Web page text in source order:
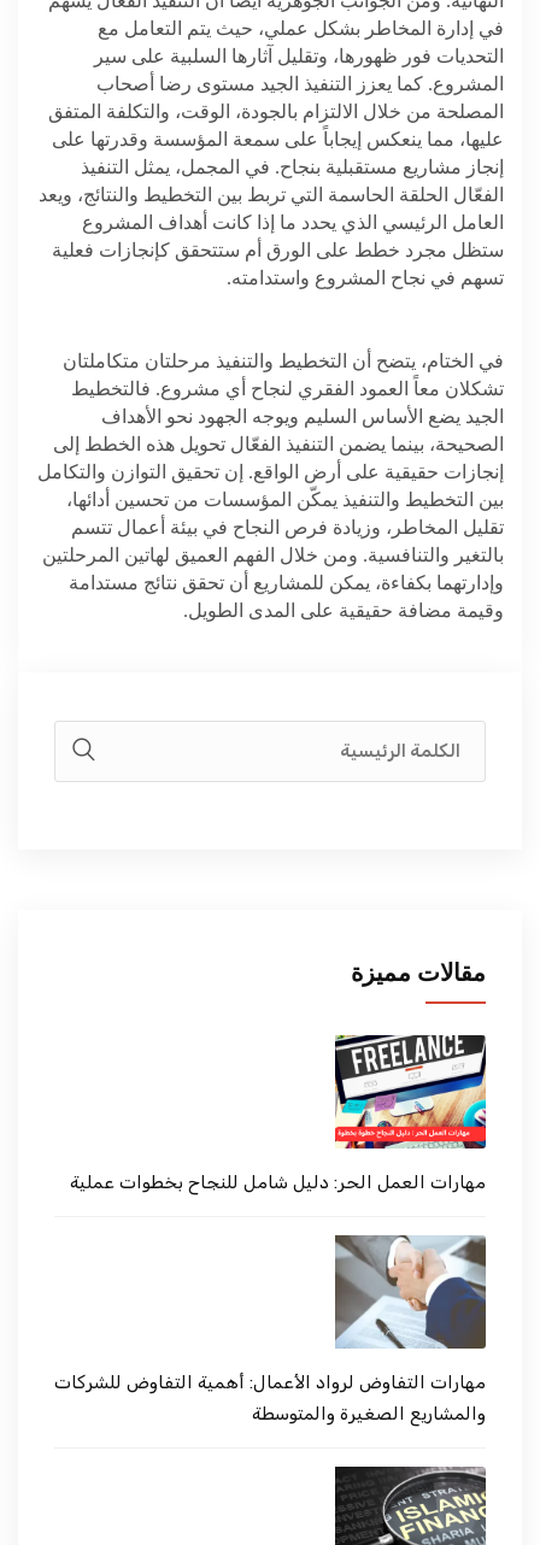
في إدارة المخاطر بشكل عملي، حيث يتم التعامل مع
التحديات فور ظهورها، وتقليل آثارها السلبية على سير
المشروع. كما يعزز التنفيذ الجيد مستوى رضا أصحاب
المصلحة من خلال الالتزام بالجودة، الوقت، والتكلفة المتفق
عليها، مما ينعكس إيجاباً على سمعة المؤسسة وقدرتها على
إنجاز مشاريع مستقبلية بنجاح. في المجمل، يمثل التنفيذ
الفعّال الحلقة الحاسمة التي تربط بين التخطيط والنتائج، ويعد
العامل الرئيسي الذي يحدد ما إذا كانت أهداف المشروع
ستظل مجرد خطط على الورق أم ستتحقق كإنجازات فعلية
تسهم في نجاح المشروع واستدامته.
في الختام، يتضح أن التخطيط والتنفيذ مرحلتان متكاملتان
تشكلان معاً العمود الفقري لنجاح أي مشروع. فالتخطيط
الجيد يضع الأساس السليم ويوجه الجهود نحو الأهداف
الصحيحة، بينما يضمن التنفيذ الفعّال تحويل هذه الخطط إلى
إنجازات حقيقية على أرض الواقع. إن تحقيق التوازن والتكامل
بين التخطيط والتنفيذ يمكّن المؤسسات من تحسين أدائها،
تقليل المخاطر، وزيادة فرص النجاح في بيئة أعمال تتسم
بالتغير والتنافسية. ومن خلال الفهم العميق لهاتين المرحلتين
وإدارتهما بكفاءة، يمكن للمشاريع أن تحقق نتائج مستدامة
وقيمة مضافة حقيقية على المدى الطويل.
مقالات مميزة
مهارات العمل الحر: دليل شامل للنجاح بخطوات عملية
مهارات التفاوض لرواد الأعمال: أهمية التفاوض للشركات
والمشاريع الصغيرة والمتوسطة